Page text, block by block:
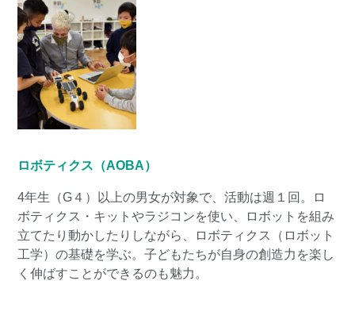
ロボティクス（AOBA）
4年生（G４）以上の男女が対象で、活動は週１回。ロ
ボティクス・キットやラジコンを使い、ロボットを組み
立てたり動かしたりしながら、ロボティクス（ロボット
工学）の基礎を学ぶ。子どもたちが自身の創造力を楽し
く伸ばすことができるのも魅力。